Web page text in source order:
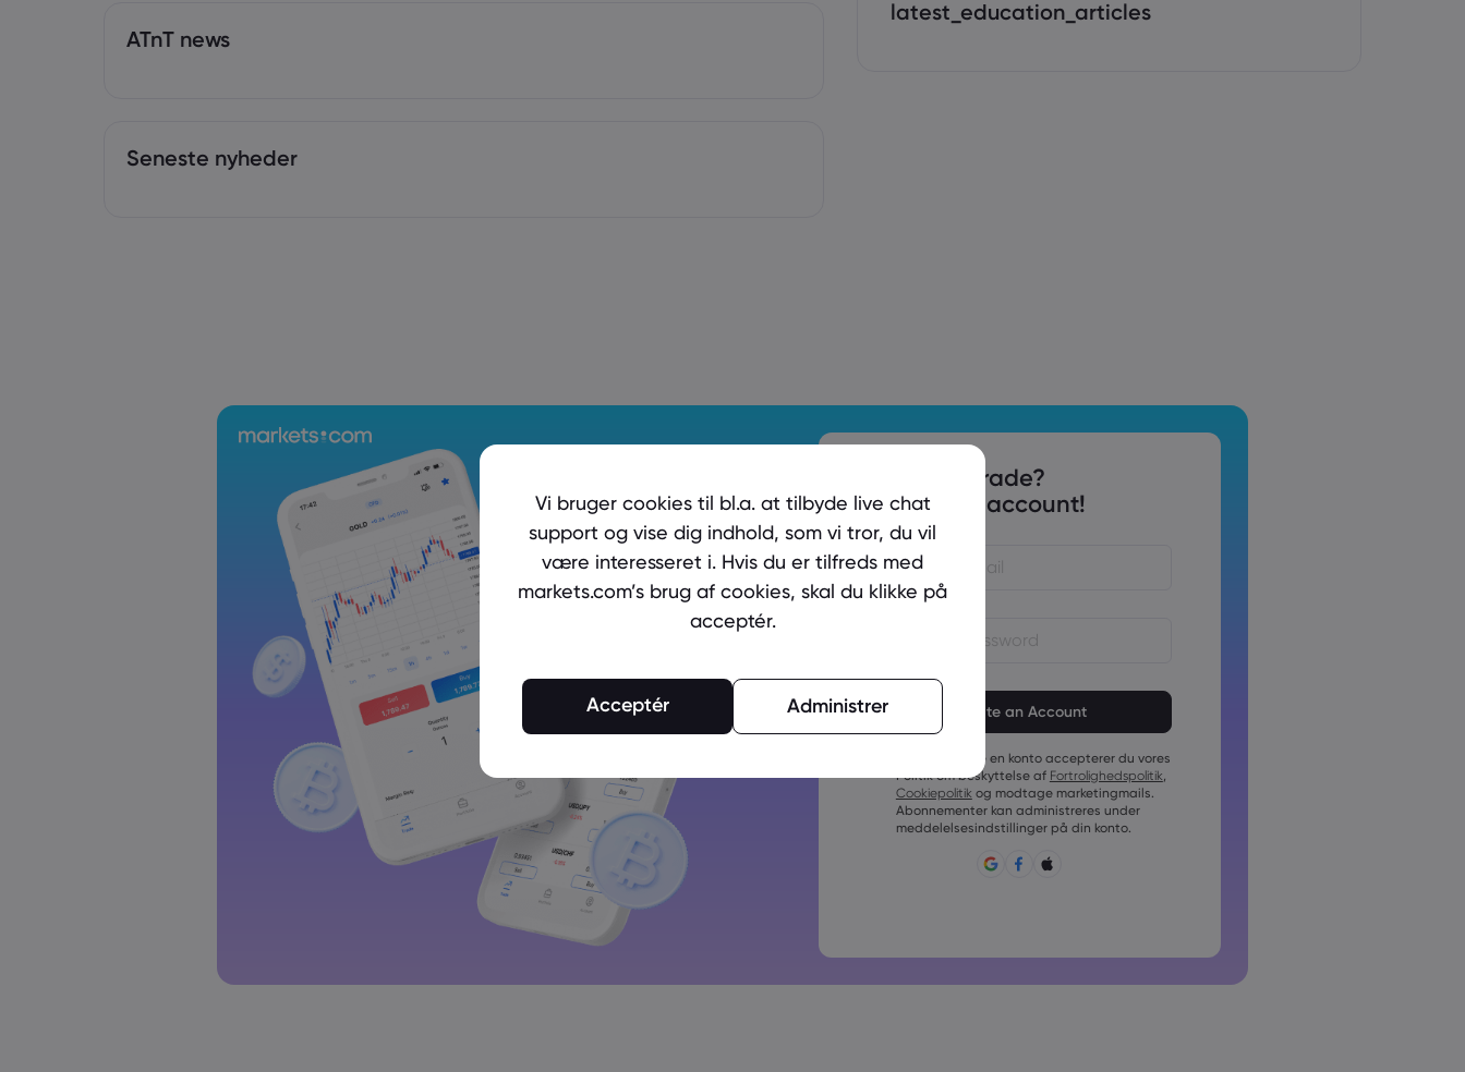
ATnT news
Seneste nyheder
latest_education_articles
Ready to trade?
Create an account!
Adgangskoder skal være på mellem 6 og 15
Adgangskoder skal indeholde mindst 1 numerisk
Adgangskoder skal indeholde mindst 1 stort
bogstav
Adgangskoder skal indeholde mindst 1 lille
bogstav
()_-+=:;&lt;&gt;{,[]?,.
Ved at oprette en konto accepterer du vores
Politik om beskyttelse af Fortrolighedspolitik,
Cookiepolitik og modtage marketingmails.
Abonnementer kan administreres under
meddelelsesindstillinger på din konto.
Vi bruger cookies til bl.a. at tilbyde live chat
support og vise dig indhold, som vi tror, du vil
være interesseret i. Hvis du er tilfreds med
markets.com’s brug af cookies, skal du klikke på
acceptér.
Acceptér Administrer